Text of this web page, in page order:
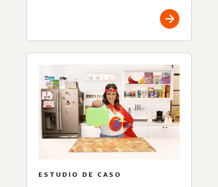
ESTUDIO DE CASO